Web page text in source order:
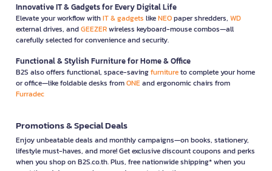
Innovative IT & Gadgets for Every Digital Life
Elevate your workflow withIT & gadgets likeNEOpaper shredders, WD
external drives, andGEEZERwireless keyboard-mouse combos—all
carefully selected for convenience and security.
Functional & Stylish Furniture for Home & Office
B2S also offers functional, space-savingfurnitureto complete your home
or office—like foldable desks fromONEand ergonomic chairs from
Furradec
Promotions & Special Deals
Enjoy unbeatable deals and monthly campaigns—on books, stationery,
lifestyle must-haves, and more! Get exclusive discount coupons and perks
when you shop on B2S.co.th. Plus, free nationwide shipping* when you